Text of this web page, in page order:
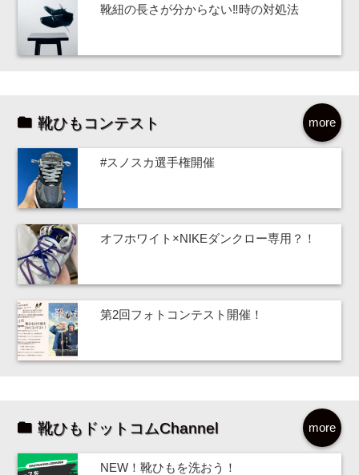
靴紐の長さが分からない‼時の対処法
more
靴ひもコンテスト
#スノスカ選手権開催
オフホワイト×NIKEダンクロー専用？！
第2回フォトコンテスト開催！
more
靴ひもドットコムChannel
NEW！靴ひもを洗おう！